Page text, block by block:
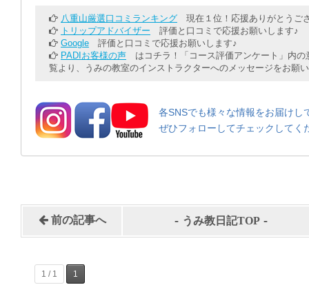
八重山厳選口コミランキング 現在１位！応援ありがとうご
トリップアドバイザー 評価と口コミで応援お願いします♪
Google 評価と口コミで応援お願いします♪
PADIお客様の声 はコチラ！「コース評価アンケート」内の
覧より、うみの教室のインストラクターへのメッセージをお願
各SNSでも様々な情報をお届けし
ぜひフォローしてチェックしてく
前の記事へ - うみ教日記TOP -
1 / 1 1